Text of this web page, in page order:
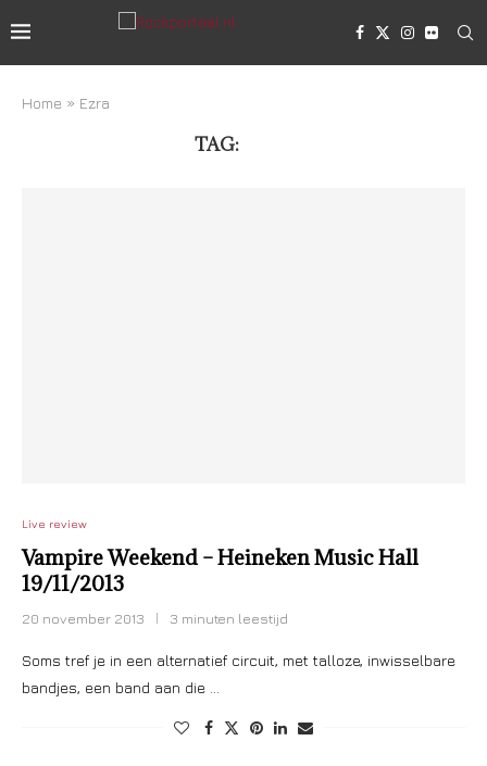
Home » Ezra
TAG:
Live review
Vampire Weekend – Heineken Music Hall
19/11/2013
20 november 2013 3 minuten leestijd
Soms tref je in een alternatief circuit, met talloze, inwisselbare
bandjes, een band aan die …